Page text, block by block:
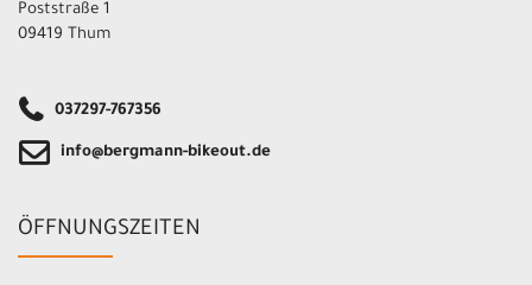
Poststraße 1
09419 Thum
037297-767356
info@bergmann-bikeout.de
ÖFFNUNGSZEITEN